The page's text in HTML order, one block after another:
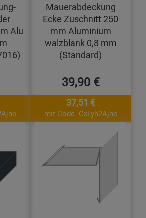
Alu
Mauerabdeckung
Ecke Zuschnitt 250
mm Aluminium
walzblank 0,8 mm
(Standard)
39,90 €
37,51 €
mit Code: CxLyh2Ajne